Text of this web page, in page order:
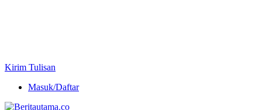
Kirim Tulisan
Masuk/Daftar